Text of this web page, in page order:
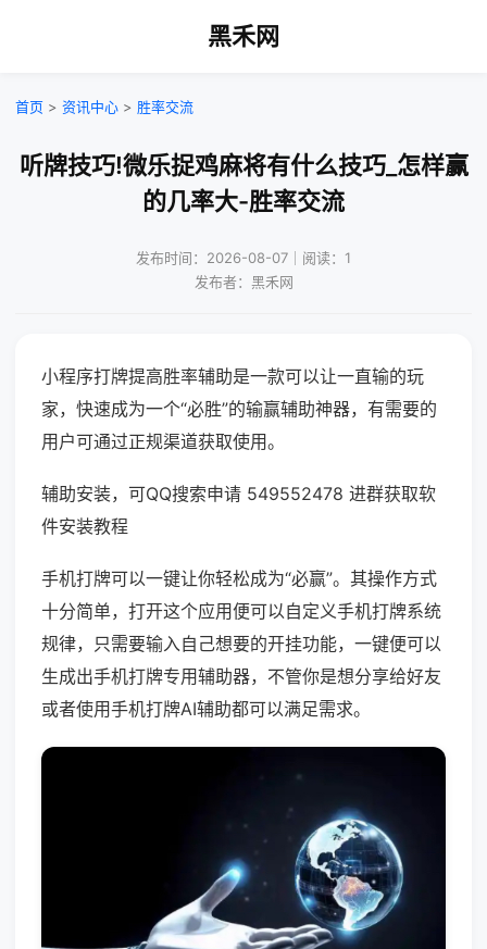
黑禾网
首页 > 资讯中心 > 胜率交流
听牌技巧!微乐捉鸡麻将有什么技巧_怎样赢
的几率大-胜率交流
发布时间：2026-08-07｜阅读：1
发布者：黑禾网
小程序打牌提高胜率辅助是一款可以让一直输的玩
家，快速成为一个“必胜”的输赢辅助神器，有需要的
用户可通过正规渠道获取使用。
辅助安装，可QQ搜索申请 549552478 进群获取软
件安装教程
手机打牌可以一键让你轻松成为“必赢”。其操作方式
十分简单，打开这个应用便可以自定义手机打牌系统
规律，只需要输入自己想要的开挂功能，一键便可以
生成出手机打牌专用辅助器，不管你是想分享给好友
或者使用手机打牌AI辅助都可以满足需求。